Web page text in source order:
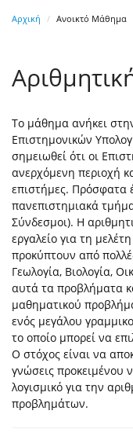
Αρχική Ανοικτό Μάθημα
Το μάθημα ανήκει
Επιστημονικών
σημειωθεί ότι οι
ανερχόμενη περιοχή
επιστήμες. Πρόσφατα
πανεπιστημιακά
Σύνδεσμοι). Η
εργαλείο για τη
προκύπτουν από
Γεωλογία, Βιολογία,
αυτά τα προβλήματα
μαθηματικού
ενός μεγάλου
το οποίο μπορεί να
Ο στόχος είναι να
γνώσεις προκειμένου
λογισμικό για την
προβλημάτων.